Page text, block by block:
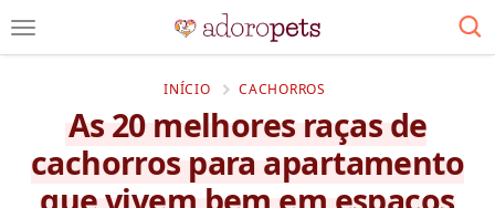
INÍCIO CACHORROS
As 20 melhores raças de
cachorros para apartamento